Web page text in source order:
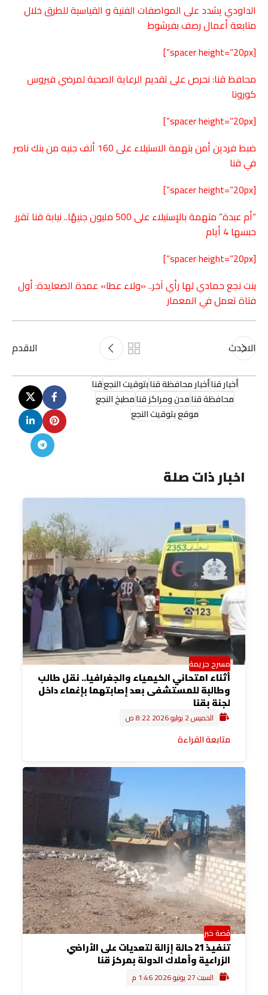
الداودي يشدد على المواصفات الفنية و القياسية للطرق خلال
متابعة أعمال رصف بفرشوط
[spacer height=”20px”]
محافظ قنا: نحرص على تقديم الرعاية الصحية لمرضي فيروس
كورونا
[spacer height=”20px”]
ضبط فردين أمن بتهمة الاستيلاء على 160 ألف جنيه من بنك ناصر
فيقنا
[spacer height=”20px”]
“أم عبدة” متهمة بالإستيلاء على 500 مليون جنيهًا.. نيابة قنا تقرر
حبسها 4 أيام
[spacer height=”20px”]
بنت نجع حمادي لها رأي آخر.. «ولاء عطا» عمدة الصعايدة: أول
فتاة تعمل في المعمار
الاحدث الاقدم
أخبار قناأخبار محافظة قنابتوقيت النجعقنا
محافظة قنامدن ومراكز قنامطبخ النجع
موقع بتوقيت النجع
اخبار ذات صلة
مسرح جريمة
أثناء امتحاني الكيمياء والجغرافيا.. نقل طالب
وطالبة للمستشفى بعد إصابتهما بإغماء داخل
لجنة بقنا
الخميس 2 يوليو 2026 8:22 ص
متابعة القراءة
قصة خبر
تنفيذ 21 حالة إزالة لتعديات على الأراضي
الزراعية وأملاك الدولة بمركز قنا
السبت 27 يونيو 2026 1:46 م